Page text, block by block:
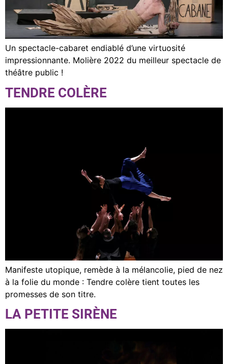
Un spectacle-cabaret endiablé d’une virtuosité
impressionnante. Molière 2022 du meilleur spectacle de
théâtre public !
TENDRE COLÈRE
Manifeste utopique, remède à la mélancolie, pied de nez
à la folie du monde : Tendre colère tient toutes les
promesses de son titre.
LA PETITE SIRÈNE